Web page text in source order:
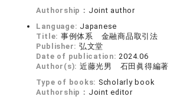
Authorship： Joint author
Language: Japanese
Title: 事例体系 金融商品取引法
Publisher: 弘文堂
Date of publication:2024.06
Author(s): 近藤光男 石田眞得編著
Type of books: Scholarly book
Authorship： Joint editor